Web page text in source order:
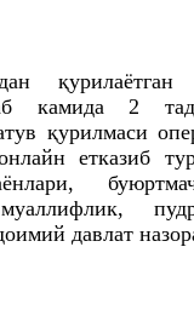
қурилаётган
камида 2
қурилмаси
етказиб
давлат